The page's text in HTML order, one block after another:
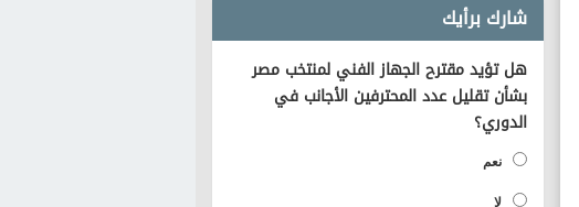
شارك برأيك
هل تؤيد مقترح الجهاز الفني لمنتخب مصر
بشأن تقليل عدد المحترفين الأجانب في
الدوري؟
نعم
لا